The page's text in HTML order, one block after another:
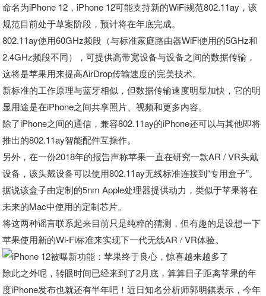
命名为iPhone 12，iPhone 12可能支持新的WiFi规范802.11ay，该
规范目前处于草案阶段，预计将在年底完成。
802.11ay使用60GHz频段（与标准家庭路由器WiFi使用的5GHz和
2.4GHz频段不同），可提供高带宽设备与设备之间的数据传输，
这将是苹果用来提高AirDrop传输速度的完美技术。
新标准的工作原理与蓝牙相似，但数据传输速度明显加快，它的明
显用途是在iPhone之间共享照片、视频和更多内容。
除了iPhone之间的通信，兼容802.11ay的iPhone还可以与其他即将
推出的802.11ay智能配件互操作。
另外，在一份2018年的报告声称苹果一直在研究一款AR / VR头戴
设备，该头戴设备可以使用802.11ay无线标准连接到“专用盒子”。
据说该盒子由定制的5nm Apple处理器提供动力，类似于苹果将在
未来的Mac中使用的定制芯片。
将这两种谣言联系起来目前只是纯粹的猜测，但有趣的是设想一下
苹果使用新的Wi-Fi标准来实现下一代无线AR / VR体验。
除此之外呢，转眼时间已经来到了2月底，算算日子距离苹果的年
度iPhone发布也就还有半年吧！近日知名分析师郭明錤表示，今年